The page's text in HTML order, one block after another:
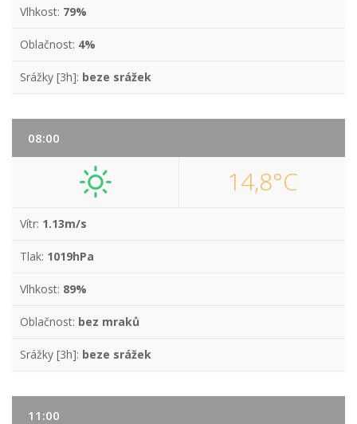
Vlhkost: 79%
Oblačnost: 4%
Srážky [3h]: beze srážek
08:00
14,8°C
Vítr: 1.13m/s
Tlak: 1019hPa
Vlhkost: 89%
Oblačnost: bez mraků
Srážky [3h]: beze srážek
11:00